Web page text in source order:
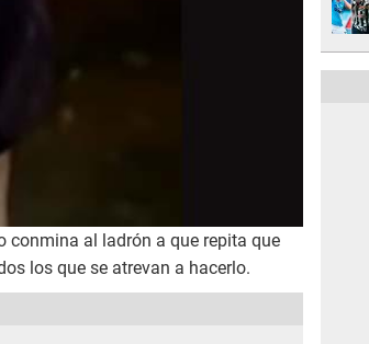
conmina al ladrón a que repita que
los que se atrevan a hacerlo.